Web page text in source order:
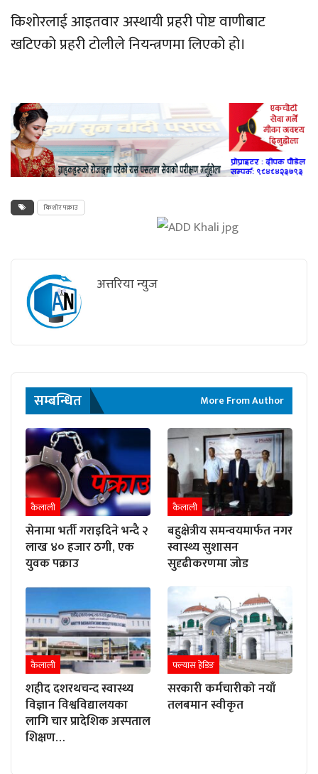
किशोरलाई आइतवार अस्थायी प्रहरी पोष्ट वाणीबाट
खटिएको प्रहरी टोलीले नियन्त्रणमा लिएको हो।
किशोर पक्राउ
अत्तरिया न्युज
सम्बन्धित More From Author
कैलाली
सेनामा भर्ती गराइदिने भन्दै २
लाख ४० हजार ठगी, एक
युवक पक्राउ
कैलाली
बहुक्षेत्रीय समन्वयमार्फत नगर
स्वास्थ्य सुशासन
सुदृढीकरणमा जोड
कैलाली
शहीद दशरथचन्द स्वास्थ्य
विज्ञान विश्वविद्यालयका
लागि चार प्रादेशिक अस्पताल
शिक्षण…
फ्ल्यास हेडिङ
सरकारी कर्मचारीको नयाँ
तलबमान स्वीकृत